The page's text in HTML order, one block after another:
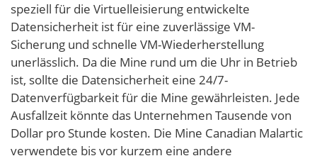
speziell für die Virtuelleisierung entwickelte
Datensicherheit ist für eine zuverlässige VM-
Sicherung und schnelle VM-Wiederherstellung
unerlässlich. Da die Mine rund um die Uhr in Betrieb
ist, sollte die Datensicherheit eine 24/7-
Datenverfügbarkeit für die Mine gewährleisten. Jede
Ausfallzeit könnte das Unternehmen Tausende von
Dollar pro Stunde kosten. Die Mine Canadian Malartic
verwendete bis vor kurzem eine andere